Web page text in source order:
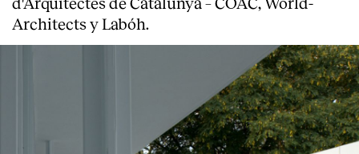
Architects y Labóh.